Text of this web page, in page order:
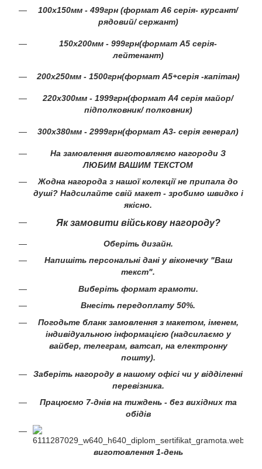
100х150мм - 499грн (формат А6 серія- курсант/
рядовий/ сержант)
150х200мм - 999грн(формат А5 серія-
лейтенант)
200х250мм - 1500грн(формат А5+серія -капітан)
220х300мм - 1999грн(формат А4 серія майор/
підполковник/ полковник)
300х380мм - 2999грн(формат А3- серія генерал)
На замовлення виготовляємо нагороди З
ЛЮБИМ ВАШИМ ТЕКСТОМ
Жодна нагорода з нашої колекції не припала до
душі? Надсилайте свій макет - зробимо швидко і
якісно.
Як замовити військову нагороду?
Оберіть дизайн.
Напишіть персональні дані у віконечку "Ваш
текст".
Виберіть формат грамоти.
Внесіть передоплату 50%.
Погодьте бланк замовлення з макетом, іменем,
індивідуальною інформацією (надсилаємо у
вайбер, телеграм, ватсап, на електронну
пошту).
Заберіть нагороду в нашому офісі чи у відділенні
перевізника.
Працюємо 7-днів на тиждень - без вихідних та
обідів
виготовлення 1-день